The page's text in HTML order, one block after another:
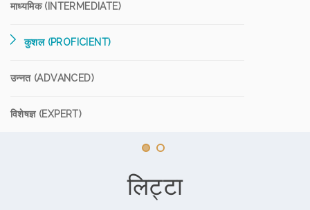
माध्यमिक (INTERMEDIATE)
कुशल (PROFICIENT)
उन्नत (ADVANCED)
विशेषज्ञ (EXPERT)
लिट्टा